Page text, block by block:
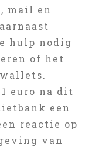
mail en
hulp nodig
of het
euro na dit
een
reactie op
van